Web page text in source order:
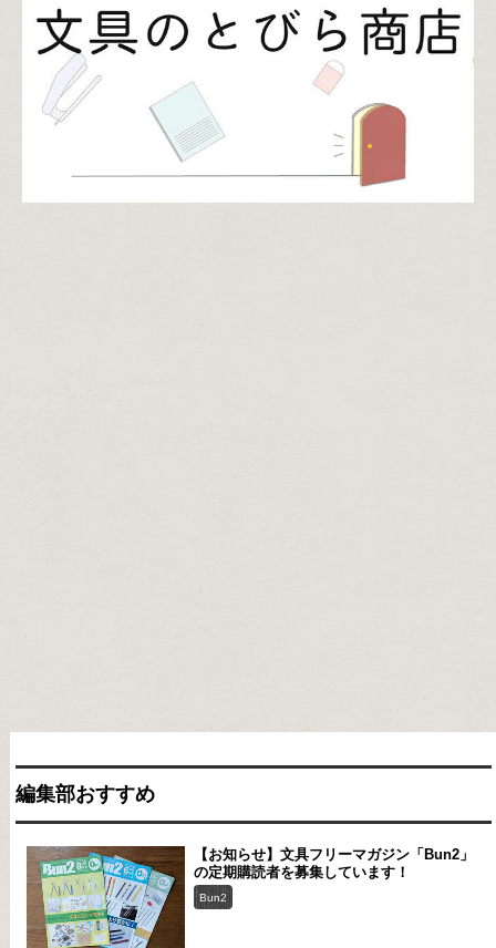
編集部おすすめ
【お知らせ】文具フリーマガジン「Bun2」
の定期購読者を募集しています！
Bun2